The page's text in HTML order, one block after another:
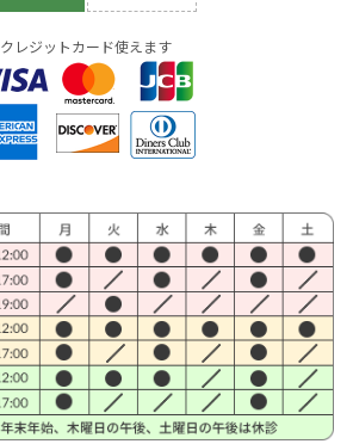
クレジットカード使えます